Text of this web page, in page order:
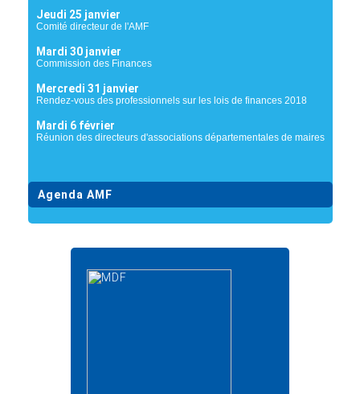
Jeudi 25 janvier
Comité directeur de l'AMF
Mardi 30 janvier
Commission des Finances
Mercredi 31 janvier
Rendez-vous des professionnels sur les lois de finances 2018
Mardi 6 février
Réunion des directeurs d'associations départementales de maires
Agenda AMF